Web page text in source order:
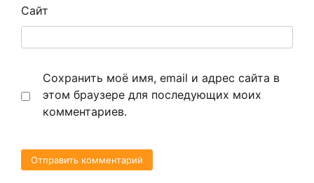
Сайт
Сохранить моё имя, email и адрес сайта в
этом браузере для последующих моих
комментариев.